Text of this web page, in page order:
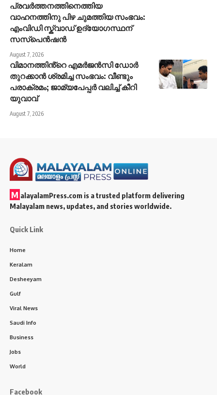
പ്രവർത്തനത്തിനെത്തിയ
വാഹനത്തിനു പിഴ ചുമത്തിയ സംഭവം:
എംവിഡി സ്ക്വാഡ് ഉദ്യോഗസ്ഥന്
സസ്പെൻഷൻ
August 7, 2026
വിമാനത്തിൻ്റെ എമർജൻസി ഡോർ
തുറക്കാൻ ശ്രമിച്ച സംഭവം: വീണ്ടും
പരാക്രമം; ജാമ്യപേപ്പർ വലിച്ച് കീറി
യുവാവ്
August 7, 2026
M alayalamPress.com is a trusted platform delivering
Malayalam news, updates, and stories worldwide.
Quick Link
Home
Keralam
Desheeyam
Gulf
Viral News
Saudi Info
Business
Jobs
World
Facebook